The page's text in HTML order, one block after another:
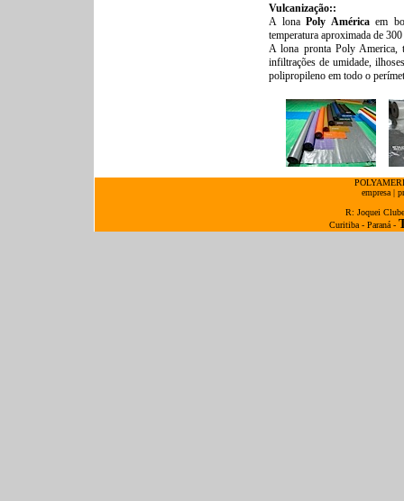
Vulcanização::
A lonaPoly Américaem
temperatura aproximada de
A lona pronta Poly America,
infiltrações de umidade,
polipropileno em todo o
empresa |
R: Joquei
Curitiba - Paraná -